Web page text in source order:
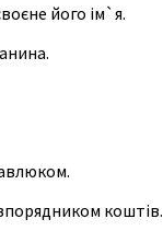
його ім`я.
коштів.